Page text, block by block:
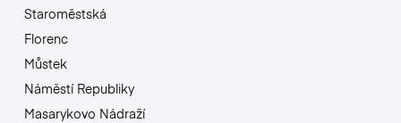
Staroměstská
Florenc
Můstek
Náměstí Republiky
Masarykovo Nádraží